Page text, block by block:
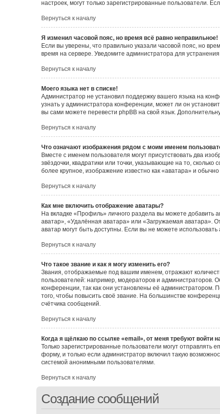
настроек, могут только зарегистрированные пользователи.
Вернуться к началу
Я изменил часовой пояс, но время всё равно неправильное!
Если вы уверены, что правильно указали часовой пояс, но
время на сервере. Уведомите администратора для
Вернуться к началу
Моего языка нет в списке!
Администратор не установил поддержку вашего языка на
узнать у администратора конференции, может ли он
вы сами можете перевести phpBB на свой язык.
Вернуться к началу
Что означают изображения рядом с моим именем
Вместе с именем пользователя могут присутствовать два
звёздочки, квадратики или точки, указывающие на то,
более крупное, изображение известно как «аватара» и
Вернуться к началу
Как мне включить отображение аватары?
На вкладке «Профиль» личного раздела вы можете добавить
аватар», «Удалённая аватара» или «Загружаемая аватара».
аватар могут быть доступны. Если вы не можете
Вернуться к началу
Что такое звание и как я могу изменить его?
Звания, отображаемые под вашим именем, отражают
пользователей: например, модераторов и
конференции, так как они установлены её
того, чтобы повысить своё звание. На большинстве
счётчика сообщений.
Вернуться к началу
Когда я щёлкаю по ссылке «email», от меня требуют войти
Только зарегистрированные пользователи могут
форму, и только если администратор включил такую
системой анонимными пользователями.
Вернуться к началу
Создание сообщений